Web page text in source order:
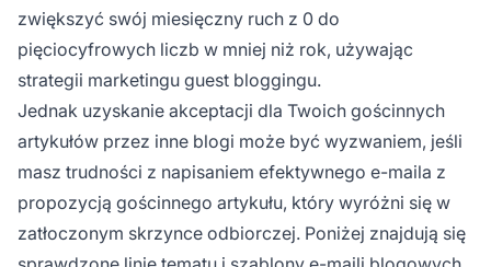
zwiększyć swój miesięczny ruch z 0 do
pięciocyfrowych liczb w mniej niż rok, używając
strategii marketingu guest bloggingu.
Jednak uzyskanie akceptacji dla Twoich gościnnych
artykułów przez inne blogi może być wyzwaniem, jeśli
masz trudności z napisaniem efektywnego e-maila z
propozycją gościnnego artykułu, który wyróżni się w
zatłoczonym skrzynce odbiorczej. Poniżej znajdują się